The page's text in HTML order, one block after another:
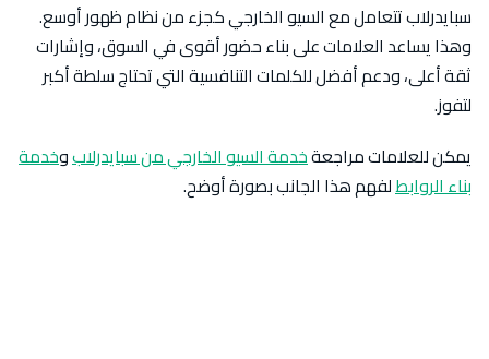
سبايدرلاب تتعامل مع السيو الخارجي كجزء من نظام ظهور أوسع.
وهذا يساعد العلامات على بناء حضور أقوى في السوق، وإشارات
ثقة أعلى، ودعم أفضل للكلمات التنافسية التي تحتاج سلطة أكبر
لتفوز.
يمكن للعلامات مراجعةخدمة السيو الخارجي من سبايدرلابوخدمة
بناء الروابطلفهم هذا الجانب بصورة أوضح.